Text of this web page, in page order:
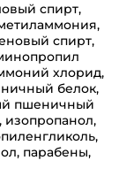
спирт,
спирт,
хлорид,
белок,
пшеничный
изопропанол,
парабены,